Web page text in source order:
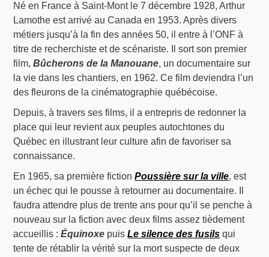
Né en France à Saint-Mont le 7 décembre 1928, Arthur
Lamothe est arrivé au Canada en 1953. Après divers
métiers jusqu’à la fin des années 50, il entre à l’ONF à
titre de recherchiste et de scénariste. Il sort son premier
film,Bûcherons de la Manouane, un documentaire sur
la vie dans les chantiers, en 1962. Ce film deviendra l’un
des fleurons de la cinématographie québécoise.
Depuis, à travers ses films, il a entrepris de redonner la
place qui leur revient aux peuples autochtones du
Québec en illustrant leur culture afin de favoriser sa
connaissance.
En 1965, sa première fictionPoussière sur la ville, est
un échec qui le pousse à retourner au documentaire. Il
faudra attendre plus de trente ans pour qu’il se penche à
nouveau sur la fiction avec deux films assez tièdement
accueillis :Équinoxe puisLe silence des fusils qui
tente de rétablir la vérité sur la mort suspecte de deux